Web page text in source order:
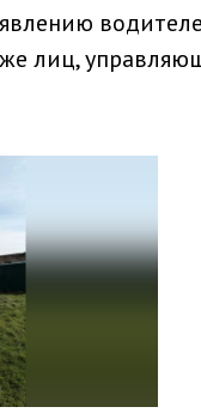
лиц,